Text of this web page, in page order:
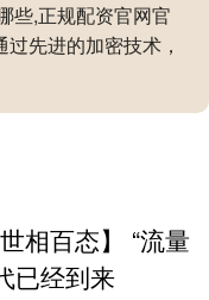
些,正规配资官网官
先进的加密技术，
相百态】 “流量
已经到来